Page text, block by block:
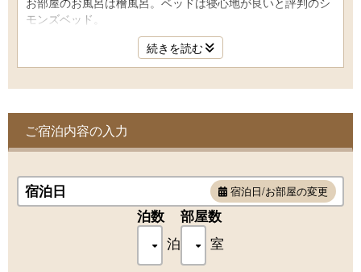
モンズベッド。
(※お部屋のお風呂は温泉ではありません。)
続きを読む
ご宿泊内容の入力
宿泊日 宿泊日/お部屋の変更
泊数
泊
部屋数
室